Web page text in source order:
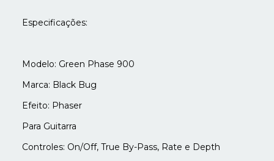
Especificações:
Modelo: Green Phase 900
Marca: Black Bug
Efeito: Phaser
Para Guitarra
Controles: On/Off, True By-Pass, Rate e Depth